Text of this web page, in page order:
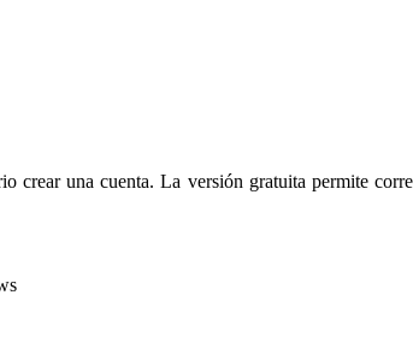
crear una cuenta. La versión gratuita permite